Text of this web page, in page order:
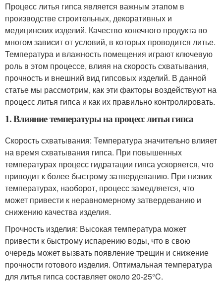
Процесс литья гипса является важным этапом в
производстве строительных, декоративных и
медицинских изделий. Качество конечного продукта во
многом зависит от условий, в которых проводится литье.
Температура и влажность помещения играют ключевую
роль в этом процессе, влияя на скорость схватывания,
прочность и внешний вид гипсовых изделий. В данной
статье мы рассмотрим, как эти факторы воздействуют на
процесс литья гипса и как их правильно контролировать.
1. Влияние температуры на процесс литья гипса
Скорость схватывания: Температура значительно влияет
на время схватывания гипса. При повышенных
температурах процесс гидратации гипса ускоряется, что
приводит к более быстрому затвердеванию. При низких
температурах, наоборот, процесс замедляется, что
может привести к неравномерному затвердеванию и
снижению качества изделия.
Прочность изделия: Высокая температура может
привести к быстрому испарению воды, что в свою
очередь может вызвать появление трещин и снижение
прочности готового изделия. Оптимальная температура
для литья гипса составляет около 20-25°C.